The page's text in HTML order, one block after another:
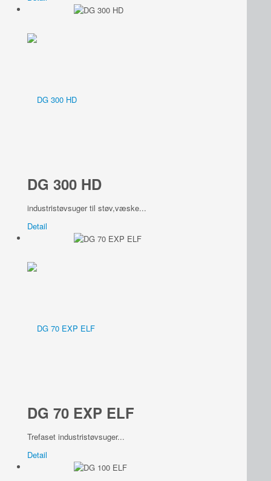
DG 300 HD
industristøvsuger til støv,væske...
Detail
DG 70 EXP ELF
Trefaset industristøvsuger...
Detail